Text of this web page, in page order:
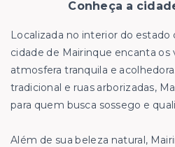
Conheça a
Localizada no interior do estado
cidade de Mairinque encanta os
atmosfera tranquila e
tradicional e ruas arborizadas,
para quem busca sossego e
Além de sua beleza natural,